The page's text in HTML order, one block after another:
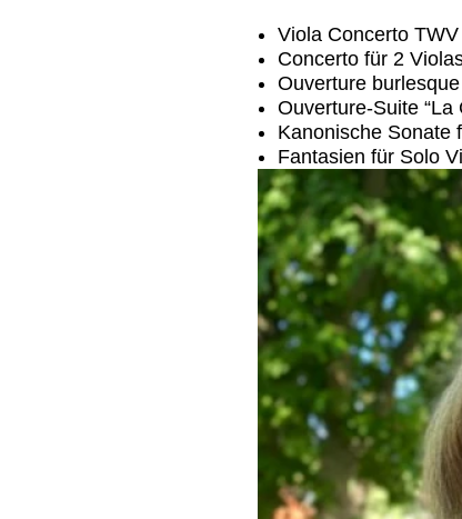
Viola Concerto
Concerto für 2
Ouverture
Ouverture-Suite “La
Kanonische Sonate
Fantasien für Solo